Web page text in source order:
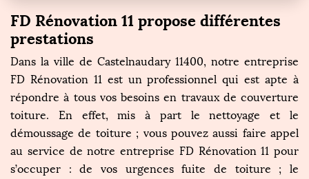
FD Rénovation 11 propose différentes
prestations
Dans la ville de Castelnaudary 11400, notre entreprise
FD Rénovation 11 est un professionnel qui est apte à
répondre à tous vos besoins en travaux de couverture
toiture. En effet, mis à part le nettoyage et le
démoussage de toiture ; vous pouvez aussi faire appel
au service de notre entreprise FD Rénovation 11 pour
s’occuper : de vos urgences fuite de toiture ; le